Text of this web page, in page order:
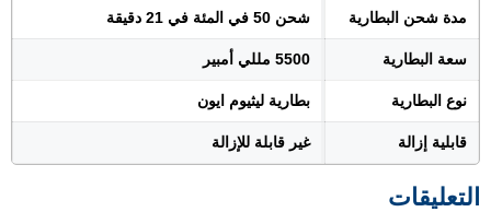
مدة شحن البطارية شحن 50 في المئة في 21 دقيقة
سعة البطارية 5500 مللي أمبير
نوع البطارية بطارية ليثيوم ايون
قابلية إزالة غير قابلة للإزالة
التعليقات